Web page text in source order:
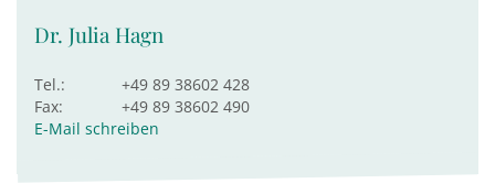
Dr. Julia Hagn
Tel.:
+49 89 38602 428
Fax:
+49 89 38602 490
E-Mail schreiben